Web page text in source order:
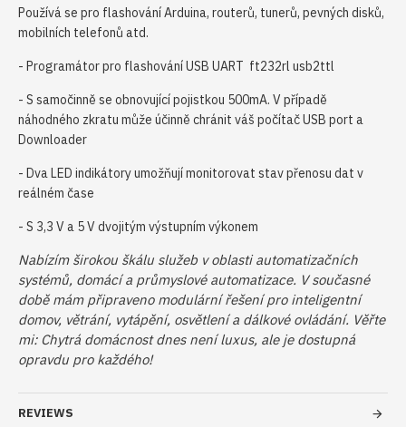
Používá se pro flashování Arduina, routerů, tunerů, pevných disků,
mobilních telefonů atd.
- Programátor pro flashování USB UART ft232rl usb2ttl
- S samočinně se obnovující pojistkou 500mA. V případě
náhodného zkratu může účinně chránit váš počítač USB port a
Downloader
- Dva LED indikátory umožňují monitorovat stav přenosu dat v
reálném čase
- S 3,3 V a 5 V dvojitým výstupním výkonem
Nabízím širokou škálu služeb v oblasti automatizačních
systémů, domácí a průmyslové automatizace. V současné
době mám připraveno modulární řešení pro inteligentní
domov, větrání, vytápění, osvětlení a dálkové ovládání. Věřte
mi: Chytrá domácnost dnes není luxus, ale je dostupná
opravdu pro každého!
REVIEWS